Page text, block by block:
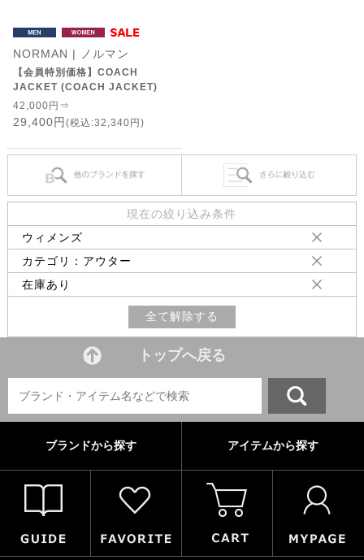
NORMAN | ノルマン
【会員特別価格】COACH
JACKET (COACH JACKET)
42,000円⇒
29,400円 (税込:32,340円)
現在の絞り込み条件
ウィメンズ
カテゴリ：アウター
在庫あり
全て解除する
トップへ戻る
ブランドから探す アイテムから探す